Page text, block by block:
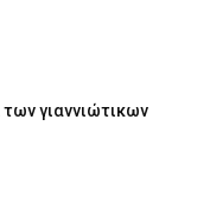
γιαννιώτικων